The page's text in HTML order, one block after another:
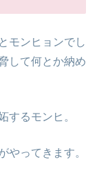
モンヒョンでし
して何とか納め
するモンヒ。
やってきます。